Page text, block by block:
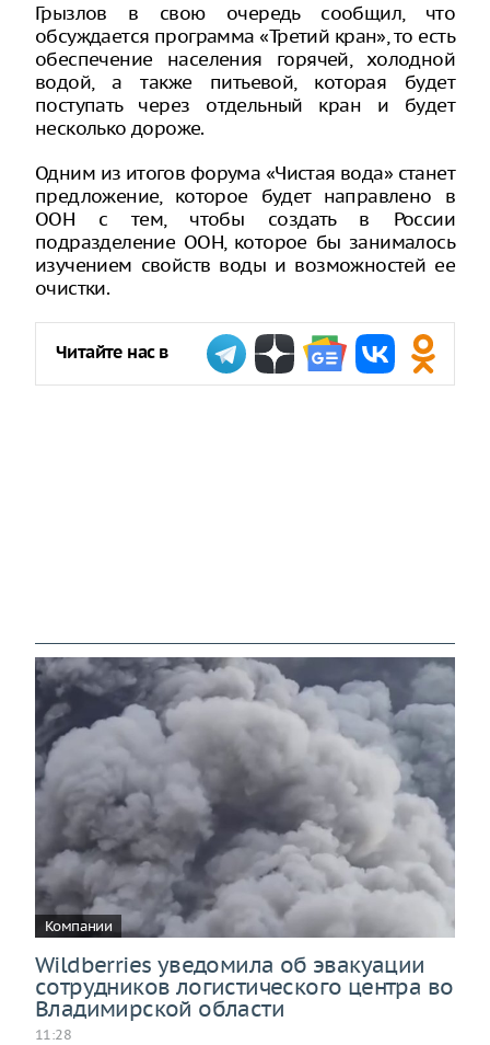
Грызлов в свою очередь сообщил, что
обсуждается программа «Третий кран», то есть
обеспечение населения горячей, холодной
водой, а также питьевой, которая будет
поступать через отдельный кран и будет
несколько дороже.
Одним из итогов форума «Чистая вода» станет
предложение, которое будет направлено в
ООН с тем, чтобы создать в России
подразделение ООН, которое бы занималось
изучением свойств воды и возможностей ее
очистки.
Читайте нас в
Компании
Wildberries уведомила об эвакуации
сотрудников логистического центра во
Владимирской области
11:28